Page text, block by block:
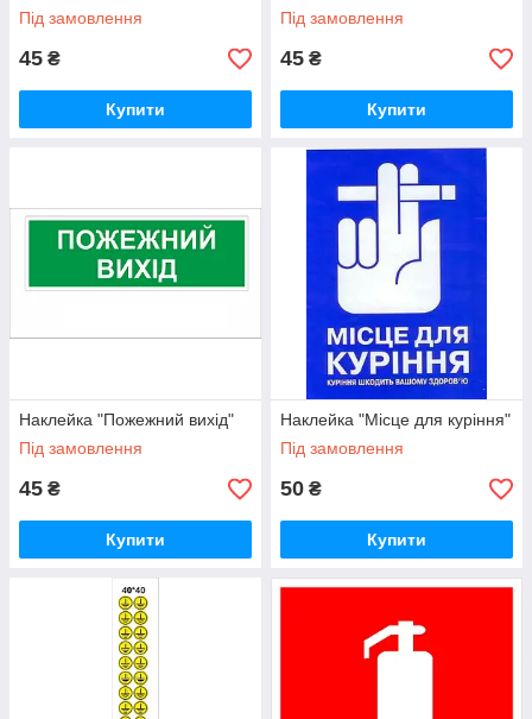
Під замовлення
45 ₴
Купити
Під замовлення
45 ₴
Купити
Наклейка "Пожежний вихід"
Під замовлення
45 ₴
Купити
Наклейка "Місце для куріння"
Під замовлення
50 ₴
Купити